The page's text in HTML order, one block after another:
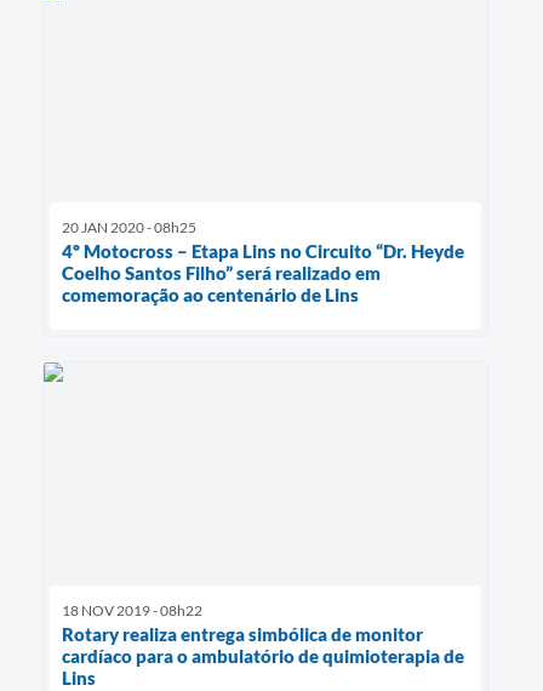
20 JAN 2020 - 08h25
4º Motocross – Etapa Lins no Circuito “Dr. Heyde
Coelho Santos Filho” será realizado em
comemoração ao centenário de Lins
18 NOV 2019 - 08h22
Rotary realiza entrega simbólica de monitor
cardíaco para o ambulatório de quimioterapia de
Lins